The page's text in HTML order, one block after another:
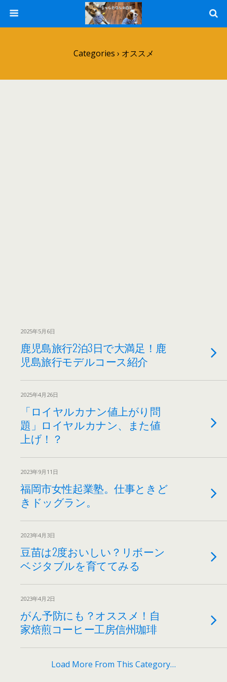
Categories › オススメ
2025年5月6日
鹿児島旅行2泊3日で大満足！鹿
児島旅行モデルコース紹介
2025年4月26日
「ロイヤルカナン値上がり問
題」ロイヤルカナン、また値
上げ！？
2023年9月11日
福岡市女性起業塾。仕事ときど
きドッグラン。
2023年4月3日
豆苗は2度おいしい？リボーン
ベジタブルを育ててみる
2023年4月2日
がん予防にも？オススメ！自
家焙煎コーヒー工房信州珈琲
Load More From This Category…